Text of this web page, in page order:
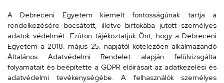
iskola@kossuth-alt.unideb.hu
Cím
4024 Debrecen, Kossuth utca 33.
A Debreceni Egyetem kiemelt fontosságúnak tartja a
rendelkezésére bocsátott, illetve birtokába jutott személyes
adatok védelmét. Ezúton tájékoztatjuk Önt, hogy a Debreceni
Egyetem a 2018. május 25. napjától kötelezően alkalmazandó
Általános Adatvédelmi Rendelet alapján felülvizsgálta
folyamatait és beépítette a GDPR előírásait az adatkezelési és
adatvédelmi tevékenységébe. A felhasználók személyes